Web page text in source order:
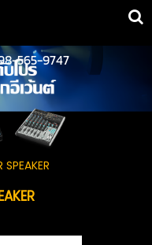
565-9747